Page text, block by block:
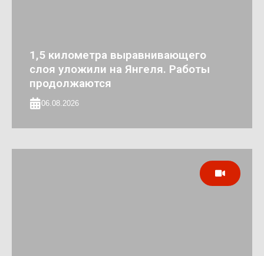
1,5 километра выравнивающего
слоя уложили на Янгеля. Работы
продолжаются
06.08.2026